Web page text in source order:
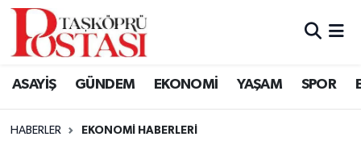
ASAYİŞ GÜNDEM EKONOMİ YAŞAM SPOR
HABERLER EKONOMI HABERLERI
Kastamonu Vefat Edenler